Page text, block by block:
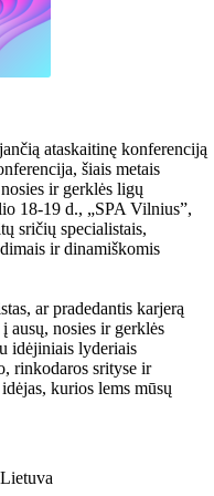
ataskaitinę konferenciją
šiais metais
ir gerklės ligų
18-19 d., „SPA Vilnius”,
sričių specialistais,
ir dinamiškomis
ar pradedantis karjerą
ausų, nosies ir gerklės
idėjiniais lyderiais
rinkodaros srityse ir
kurios lems mūsų